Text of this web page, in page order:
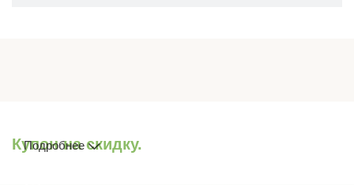
Купон на скидку.
Подробнее